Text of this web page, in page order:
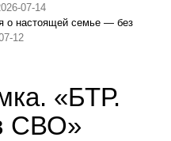
07-14
настоящей семье — без
12
«БТР.
СВО»